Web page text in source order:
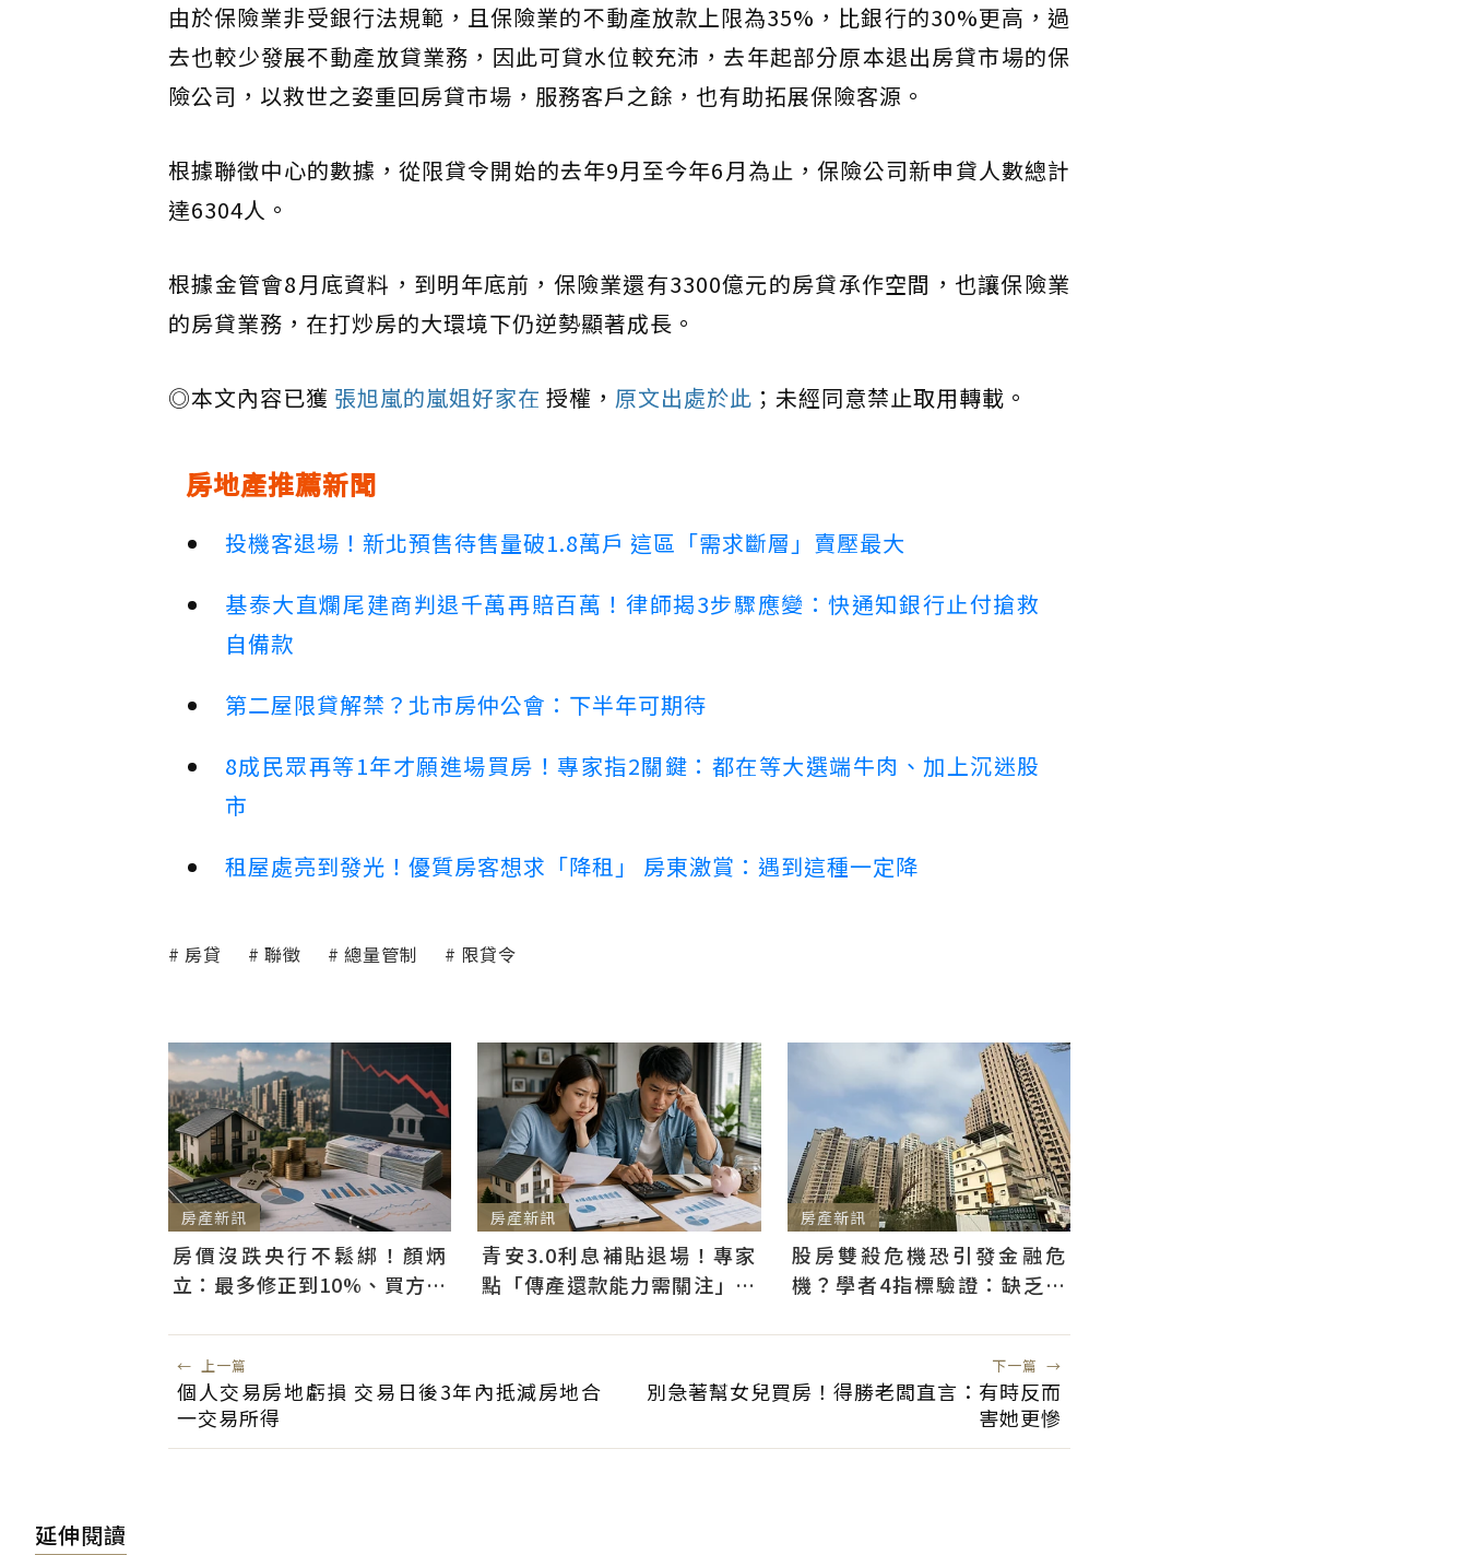
由於保險業非受銀行法規範，且保險業的不動產放款上限為35%，比銀行的30%更高，過
去也較少發展不動產放貸業務，因此可貸水位較充沛，去年起部分原本退出房貸市場的保
險公司，以救世之姿重回房貸市場，服務客戶之餘，也有助拓展保險客源。
根據聯徵中心的數據，從限貸令開始的去年9月至今年6月為止，保險公司新申貸人數總計
達6304人。
根據金管會8月底資料，到明年底前，保險業還有3300億元的房貸承作空間，也讓保險業
的房貸業務，在打炒房的大環境下仍逆勢顯著成長。
◎本文內容已獲 張旭嵐的嵐姐好家在 授權， 原文出處於此 ；未經同意禁止取用轉載。
房地產推薦新聞
投機客退場！新北預售待售量破1.8萬戶 這區「需求斷層」賣壓最大
基泰大直爛尾建商判退千萬再賠百萬！律師揭3步驟應變：快通知銀行止付搶救
自備款
第二屋限貸解禁？北市房仲公會：下半年可期待
8成民眾再等1年才願進場買房！專家指2關鍵：都在等大選端牛肉、加上沉迷股
市
租屋處亮到發光！優質房客想求「降租」 房東激賞：遇到這種一定降
房貸 聯徵 總量管制 限貸令
房產新訊
房價沒跌央行不鬆綁！顏炳
立：最多修正到10%、買方仍
房產新訊
青安3.0利息補貼退場！專家
點「傳產還款能力需關注」：
房產新訊
股房雙殺危機恐引發金融危
機？學者4指標驗證：缺乏證
← 上一篇
個人交易房地虧損 交易日後3年內抵減房地合
一交易所得
下一篇 →
別急著幫女兒買房！得勝老闆直言：有時反而
害她更慘
延伸閱讀